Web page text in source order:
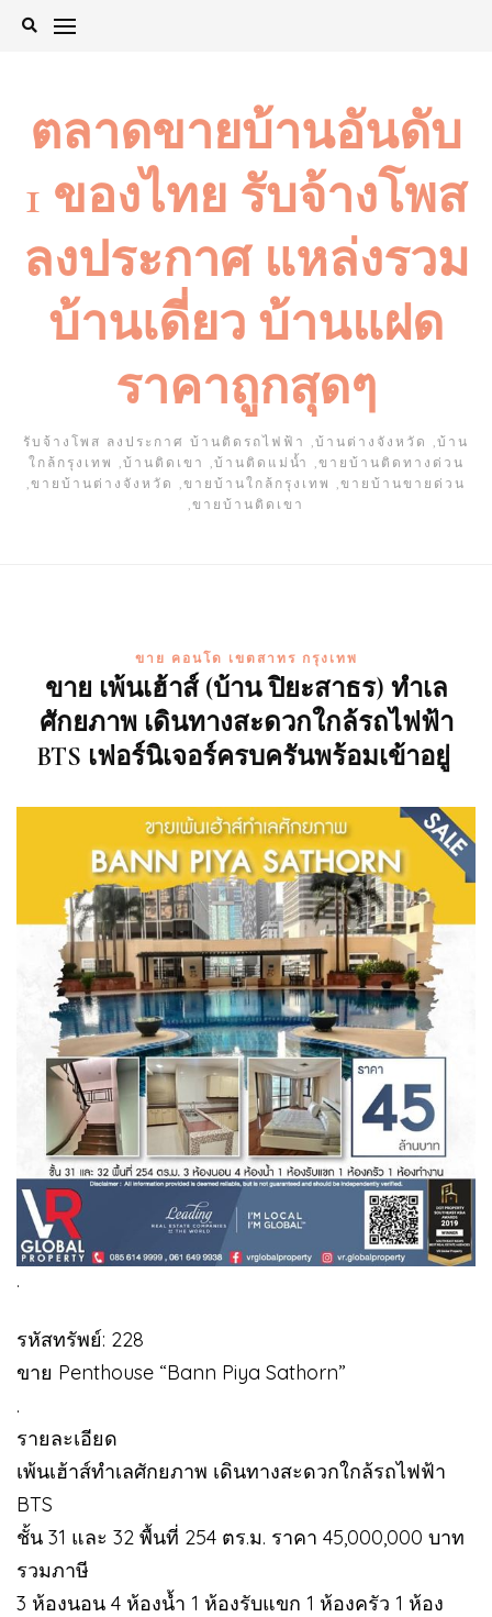
Skip
ตลาดขายบ้านอันดับ
1 ของไทย รับจ้างโพส
ลงประกาศ แหล่งรวม
บ้านเดี่ยว บ้านแฝด
ราคาถูกสุดๆ
รับจ้างโพส ลงประกาศ บ้านติดรถไฟฟ้า ,บ้านต่างจังหวัด ,บ้าน
ใกล้กรุงเทพ ,บ้านติดเขา ,บ้านติดแม่น้ำ ,ขายบ้านติดทางด่วน
,ขายบ้านต่างจังหวัด ,ขายบ้านใกล้กรุงเทพ ,ขายบ้านขายด่วน
,ขายบ้านติดเขา
ขาย คอนโด เขตสาทร กรุงเทพ
ขาย เพ้นเฮ้าส์ (บ้าน ปิยะสาธร) ทำเล
ศักยภาพ เดินทางสะดวกใกล้รถไฟฟ้า
BTS เฟอร์นิเจอร์ครบครันพร้อมเข้าอยู่
.
รหัสทรัพย์: 228
ขาย Penthouse “Bann Piya Sathorn”
.
รายละเอียด
เพ้นเฮ้าส์ทำเลศักยภาพ เดินทางสะดวกใกล้รถไฟฟ้า
BTS
ชั้น 31 และ 32 พื้นที่ 254 ตร.ม. ราคา 45,000,000 บาท
รวมภาษี
3 ห้องนอน 4 ห้องน้ำ 1 ห้องรับแขก 1 ห้องครัว 1 ห้อง